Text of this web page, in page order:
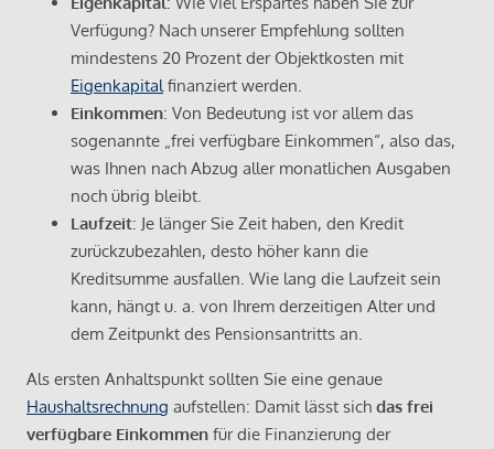
Verfügung? Nach unserer Empfehlung sollten
mindestens 20 Prozent der Objektkosten mit
Eigenkapital finanziert werden.
Einkommen: Von Bedeutung ist vor allem das
sogenannte „frei verfügbare Einkommen“, also das,
was Ihnen nach Abzug aller monatlichen Ausgaben
noch übrig bleibt.
Laufzeit: Je länger Sie Zeit haben, den Kredit
zurückzubezahlen, desto höher kann die
Kreditsumme ausfallen. Wie lang die Laufzeit sein
kann, hängt u. a. von Ihrem derzeitigen Alter und
dem Zeitpunkt des Pensionsantritts an.
Als ersten Anhaltspunkt sollten Sie eine genaue
Haushaltsrechnung aufstellen: Damit lässt sich das frei
verfügbare Einkommen für die Finanzierung der